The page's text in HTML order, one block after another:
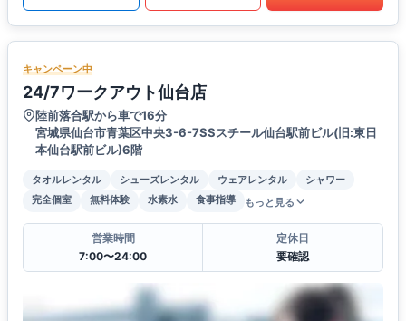
キャンペーン中
24/7ワークアウト仙台店
陸前落合駅から車で16分
宮城県仙台市青葉区中央3-6-7SSスチール仙台駅前ビル(旧:東日
本仙台駅前ビル)6階
タオルレンタル シューズレンタル ウェアレンタル
シャワー
完全個室
無料体験 水素水 食事指導 もっと見る
営業時間
7:00〜24:00
定休日
要確認